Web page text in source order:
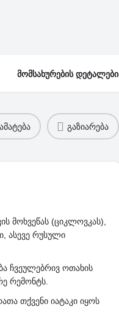
მომსახურების დეტალები
გაზიარება
მოხვეწას (ციკლოვკას),
ასევე რუსული
ჩვეულებრივ ოთახის
რემონტს.
თქვენი იატაკი იყოს